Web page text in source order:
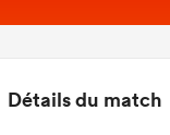
Détails du match